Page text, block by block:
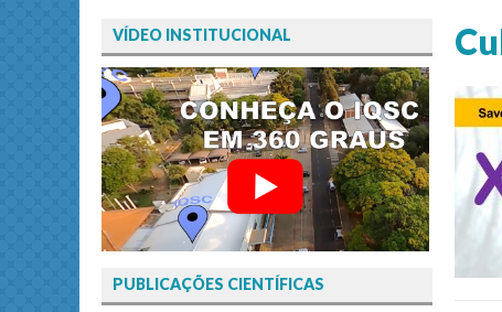
VÍDEO INSTITUCIONAL
PUBLICAÇÕES CIENTÍFICAS